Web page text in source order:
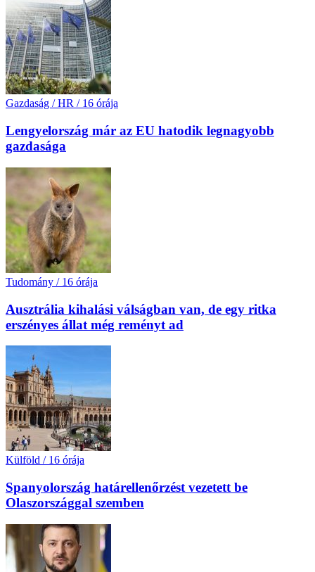
Gazdaság / HR / 16 órája
Lengyelország már az EU hatodik legnagyobb
gazdasága
Tudomány / 16 órája
Ausztrália kihalási válságban van, de egy ritka
erszényes állat még reményt ad
Külföld / 16 órája
Spanyolország határellenőrzést vezetett be
Olaszországgal szemben